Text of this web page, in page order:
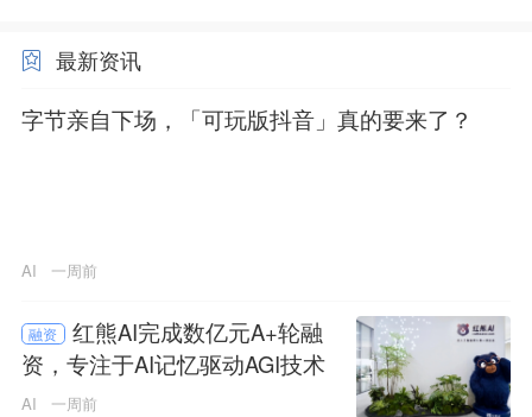
最新资讯
字节亲自下场，「可玩版抖音」真的要来了？
AI 一周前
融资
红熊AI完成数亿元A+轮融
资，专注于AI记忆驱动AGI技术
生态
AI 一周前